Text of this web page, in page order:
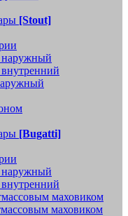
[Stout]
[Bugatti]
маховиком
маховиком